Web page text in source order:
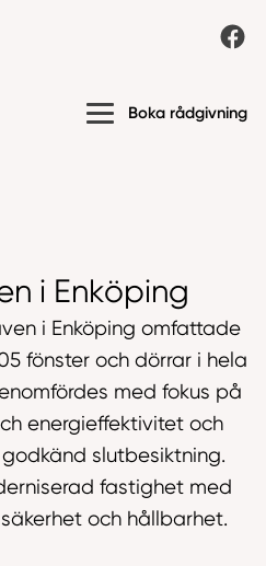
Boka rådgivning
i Enköping
i Enköping omfattade
fönster och dörrar i hela
med fokus på
energieffektivitet och
slutbesiktning.
fastighet med
och hållbarhet.